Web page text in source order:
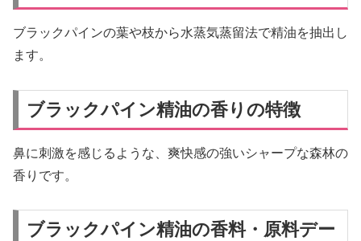
ブラックパインの葉や枝から水蒸気蒸留法で精油を抽出し
ます。
ブラックパイン精油の香りの特徴
鼻に刺激を感じるような、爽快感の強いシャープな森林の
香りです。
ブラックパイン精油の香料・原料デー